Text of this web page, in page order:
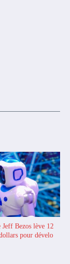
Jeff Bezos lève 12
pour dévelo